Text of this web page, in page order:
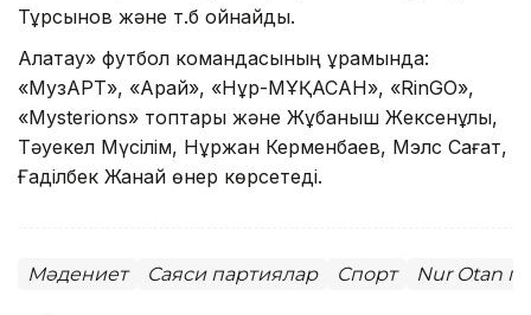
Тұрсынов және т.б ойнайды.
Алатау» футбол командасының құрамында:
«МузАРТ», «Арай», «Нұр-МҰҚАСАН», «RinGO»,
«Mysterions» топтары және Жұбаныш Жексенұлы,
Тәуекел Мүсілім, Нұржан Керменбаев, Мэлс Сағат,
Ғаділбек Жанай өнер көрсетеді.
Мәдениет Саяси партиялар Спорт Nur Otan